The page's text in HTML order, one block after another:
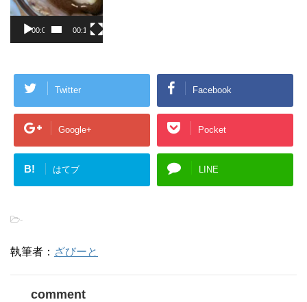
00:00 00:10
Twitter Facebook
Google+ Pocket
B! はてブ LINE
-
執筆者： ざびーと
comment